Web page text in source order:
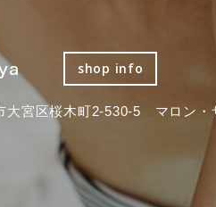
shop info
大宮区桜木町2-530-5 マロン・